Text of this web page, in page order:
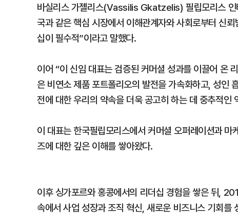
바실리스 가젤리스(Vassilis Gkatzelis) 필립모리스 인
국과 같은 핵심 시장에서 이해관계자와 사회로부터 신
십이 필수적”이라고 말했다.
이어 “이 신임 대표는 검증된 커머셜 성과를 이끌어 온
은 비연소 제품 포트폴리오의 발전을 가속화하고, 성
전에 대한 우리의 약속을 더욱 공고히 하는 데 중추적인
이 대표는 한국필립모리스에서 커머셜 오퍼레이션과
즈에 대한 깊은 이해를 쌓아왔다.
이후 싱가포르와 홍콩에서의 리더십 경험을 쌓은 뒤,
속에서 사업 성장과 조직 혁신, 새로운 비즈니스 기회를